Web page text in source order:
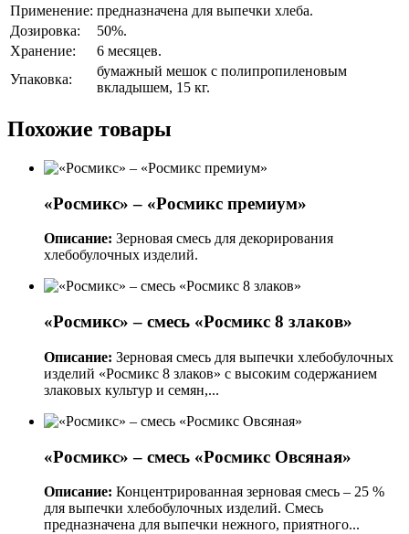
Применение: предназначена для выпечки хлеба.
Дозировка:
50%.
Хранение:
6 месяцев.
Упаковка:
бумажный мешок с полипропиленовым
вкладышем, 15 кг.
Похожие товары
«Росмикс» – «Росмикс премиум»
Описание: Зерновая смесь для декорирования
хлебобулочных изделий.
«Росмикс» – смесь «Росмикс 8 злаков»
Описание: Зерновая смесь для выпечки хлебобулочных
изделий «Росмикс 8 злаков» с высоким содержанием
злаковых культур и семян,...
«Росмикс» – смесь «Росмикс Овсяная»
Описание: Концентрированная зерновая смесь – 25 %
для выпечки хлебобулочных изделий. Смесь
предназначена для выпечки нежного, приятного...